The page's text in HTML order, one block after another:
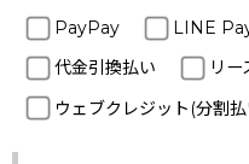
PayPay
LINE
代金引換払い
リー
ウェブクレジット(分割払